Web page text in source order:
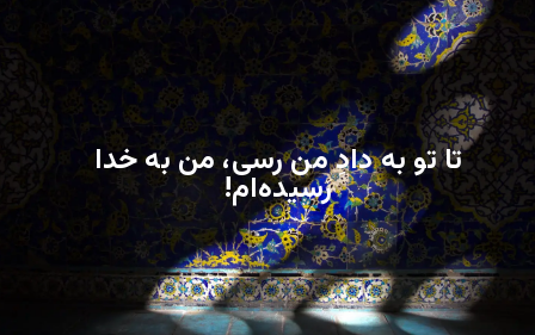
تا تو به دادِ من رسی، من به خدا
رسیده‌ام!